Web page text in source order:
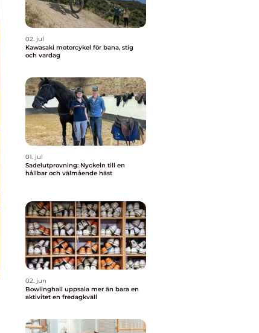
02. jul
Kawasaki motorcykel för bana, stig
och vardag
01. jul
Sadelutprovning: Nyckeln till en
hållbar och välmående häst
02. jun
Bowlinghall uppsala mer än bara en
aktivitet en fredagkväll